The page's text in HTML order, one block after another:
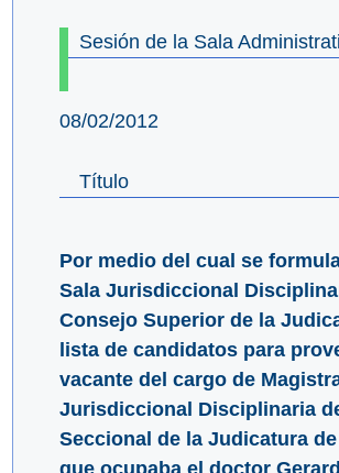
Sesión de la Sala
08/02/2012
Título
Por medio del cual se
Sala Jurisdiccional
Consejo Superior de la
lista de candidatos para
vacante del cargo de
Jurisdiccional Disciplinaria
Seccional de la Judicatura de